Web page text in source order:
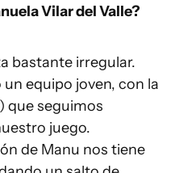
Vilar del Valle?
bastante irregular.
equipo joven, con la
que seguimos
juego.
de Manu nos tiene